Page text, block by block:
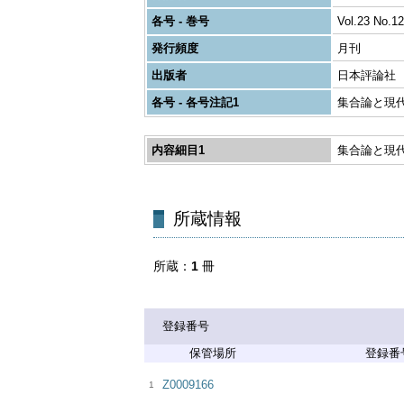
各号 - 巻号
Vol.23
発行頻度
月刊
出版者
日本評論社
各号 - 各号注記1
集合論と現
内容細目1 集合論と現
所蔵 1 冊
登録番号
登録番
1 Z0009166